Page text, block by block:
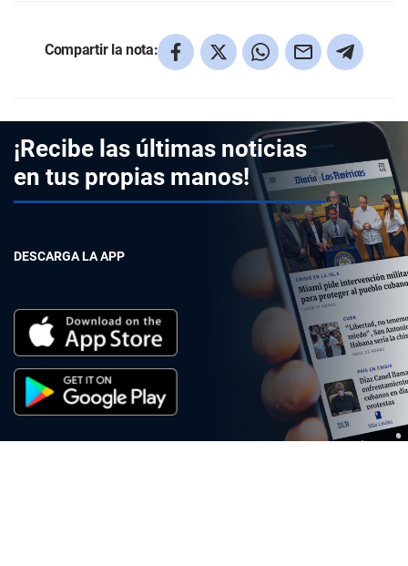
Compartir la nota:
¡Recibe las últimas noticias
en tus propias manos!
DESCARGA LA APP